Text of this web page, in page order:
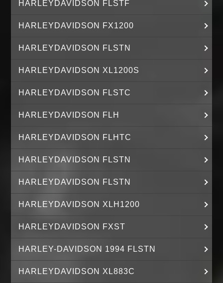
HARLEYDAVIDSON FLSTF
HARLEYDAVIDSON FX1200
HARLEYDAVIDSON FLSTN
HARLEYDAVIDSON XL1200S
HARLEYDAVIDSON FLSTC
HARLEYDAVIDSON FLH
HARLEYDAVIDSON FLHTC
HARLEYDAVIDSON FLSTN
HARLEYDAVIDSON FLSTN
HARLEYDAVIDSON XLH1200
HARLEYDAVIDSON FXST
HARLEY-DAVIDSON 1994 FLSTN
HARLEYDAVIDSON XL883C